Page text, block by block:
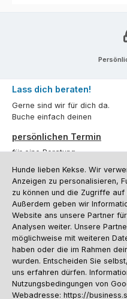
Lass dich beraten!
Gerne sind wir für dich da.
Buche einfach deinen
persönlichen Termin
für eine Beratung.
Oder über unser
Vertrag widerrufen
Kundenservice
Informationen
Social Media und Kontakt
Hunde lieben Kekse. Wir
Anzeigen zu personalisieren,
zu können und die Zugriffe
Außerdem geben wir
Website ans unsere Partner
Analysen weiter. Unsere
möglichweise mit weiteren
haben oder die im Rahmen
wurden. Entscheiden Sie
uns erfahren dürfen.
Nutzungsbedingungen von
Webadresse: https://